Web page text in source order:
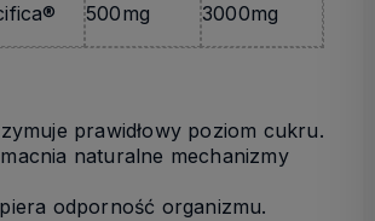
500mg 3000mg
prawidłowy poziom cukru.
naturalne mechanizmy
odporność organizmu.